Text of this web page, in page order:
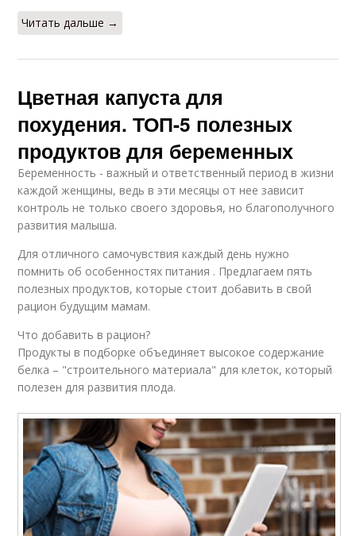
Читать дальше →
Цветная капуста для
похудения. ТОП-5 полезных
продуктов для беременных
Беременность - важный и ответственный период в жизни
каждой женщины, ведь в эти месяцы от нее зависит
контроль не только своего здоровья, но благополучного
развития малыша.
Для отличного самочувствия каждый день нужно
помнить об особенностях питания . Предлагаем пять
полезных продуктов, которые стоит добавить в свой
рацион будущим мамам.
Что добавить в рацион?
Продукты в подборке объединяет высокое содержание
белка – "строительного материала" для клеток, который
полезен для развития плода.